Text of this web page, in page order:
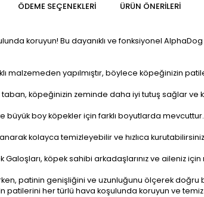
ÖDEME SEÇENEKLERI ÜRÜN ÖNERILERI
koruyun! Bu dayanıklı ve fonksiyonel
malzemeden yapılmıştır, böylece köpeğinizin
taban, köpeğinizin zeminde daha iyi tutuş sağlar ve
büyük boy köpekler için farklı boyutlarda
kolayca temizleyebilir ve hızlıca
köpek sahibi arkadaşlarınız ve aileniz
patinin genişliğini ve uzunluğunu ölçerek
patilerini her türlü hava koşulunda koruyun ve